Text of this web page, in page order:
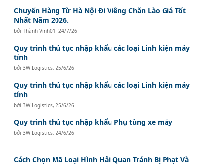
Chuyển Hàng Từ Hà Nội Đi Viêng Chăn Lào Giá Tốt
Nhất Năm 2026.
bởiThành Vinh01,24/7/26
Quy trình thủ tục nhập khẩu các loại Linh kiện máy
tính
bởi3W Logistics,25/6/26
Quy trình thủ tục nhập khẩu các loại Linh kiện máy
tính
bởi3W Logistics,25/6/26
Quy trình thủ tục nhập khẩu Phụ tùng xe máy
bởi3W Logistics,24/6/26
Cách Chọn Mã Loại Hình Hải Quan Tránh Bị Phạt Và